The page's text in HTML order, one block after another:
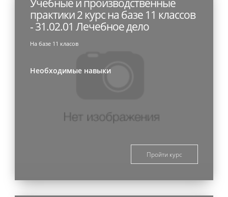
практики 2 курс на базе 11 классов
- 31.02.01 Лечебное дело
На базе 11 класов
Необходимые навыки
Пройти курс